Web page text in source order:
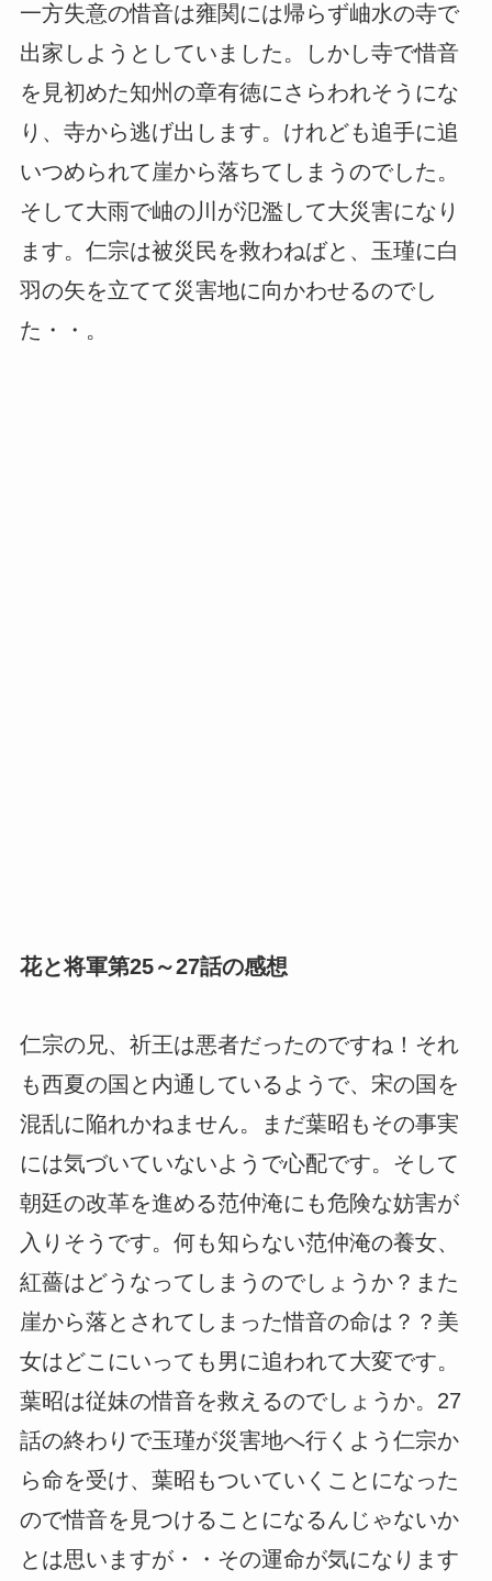
一方失意の惜音は雍関には帰らず岫水の寺で
出家しようとしていました。しかし寺で惜音
を見初めた知州の章有徳にさらわれそうにな
り、寺から逃げ出します。けれども追手に追
いつめられて崖から落ちてしまうのでした。
そして大雨で岫の川が氾濫して大災害になり
ます。仁宗は被災民を救わねばと、玉瑾に白
羽の矢を立てて災害地に向かわせるのでし
た・・。
花と将軍第25～27話の感想
仁宗の兄、祈王は悪者だったのですね！それ
も西夏の国と内通しているようで、宋の国を
混乱に陥れかねません。まだ葉昭もその事実
には気づいていないようで心配です。そして
朝廷の改革を進める范仲淹にも危険な妨害が
入りそうです。何も知らない范仲淹の養女、
紅薔はどうなってしまうのでしょうか？また
崖から落とされてしまった惜音の命は？？美
女はどこにいっても男に追われて大変です。
葉昭は従妹の惜音を救えるのでしょうか。27
話の終わりで玉瑾が災害地へ行くよう仁宗か
ら命を受け、葉昭もついていくことになった
ので惜音を見つけることになるんじゃないか
とは思いますが・・その運命が気になります